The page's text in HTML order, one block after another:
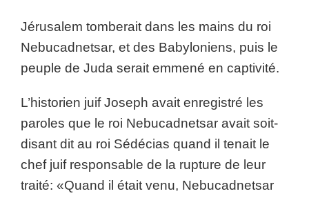
Jérusalem tomberait dans les mains du roi
Nebucadnetsar, et des Babyloniens, puis le
peuple de Juda serait emmené en captivité.
L’historien juif Joseph avait enregistré les
paroles que le roi Nebucadnetsar avait soit-
disant dit au roi Sédécias quand il tenait le
chef juif responsable de la rupture de leur
traité: «Quand il était venu, Nebucadnetsar